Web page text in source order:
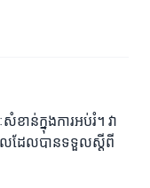
ាន់ក្នុងការអប់រំ។ វា
លដែលបានទទួលស្ដីពី